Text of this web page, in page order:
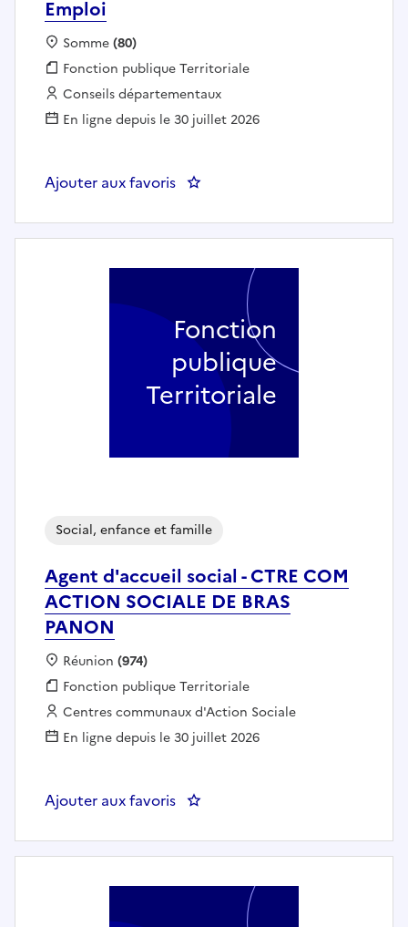
Emploi
Localisation :
Somme(80)
Fonction publique :
Fonction publique Territoriale
Employeur :
Conseils départementaux
En ligne depuis le 30 juillet 2026
Ajouter aux favoris : Référent(e) adminsitratif(ve) -
Agent d'accueil social - CTRE COM
ACTION SOCIALE DE BRAS
PANON
Social, enfance et famille
Localisation :
Réunion (974)
Fonction publique :
Fonction publique Territoriale
Employeur :
Centres communaux d'Action Sociale
En ligne depuis le 30 juillet 2026
Ajouter aux favoris : Agent d'accueil social - CTRE
Fonction
publique
Territoriale